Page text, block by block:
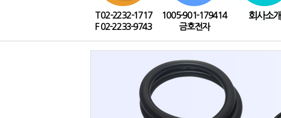
T 02-2232-1717
F 02-2233-9743
1005-901-179414
금호전자
회사소개